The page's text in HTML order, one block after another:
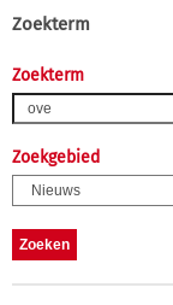
Zoekterm
Zoekterm
Zoekgebied